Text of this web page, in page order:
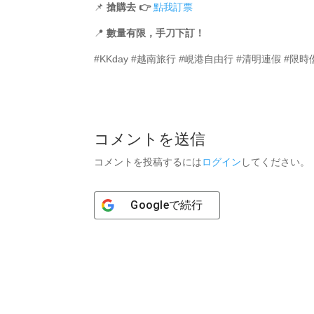
📌搶購去 👉 點我訂票
📍數量有限，手刀下訂！
#KKday #越南旅行 #峴港自由行 #清明連假 #限時
コメントを送信
コメントを投稿するにはログイン してください。
Googleで続行